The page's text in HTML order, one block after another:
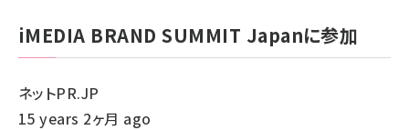
iMEDIA BRAND SUMMIT Japanに参加
ネットPR.JP
15 years 2ヶ月 ago